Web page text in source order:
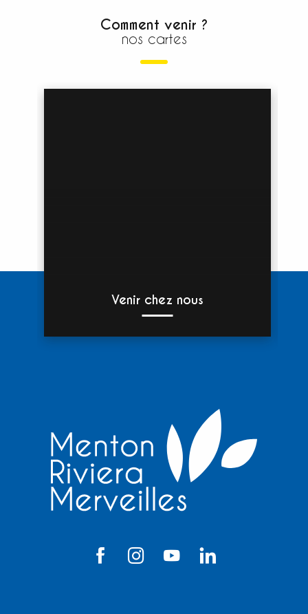
Comment venir ?
nos cartes
Venir chez nous